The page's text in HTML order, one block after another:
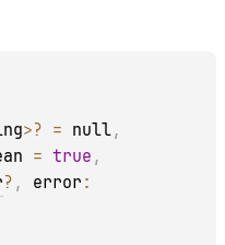
>? = null,
= true ,
? , error